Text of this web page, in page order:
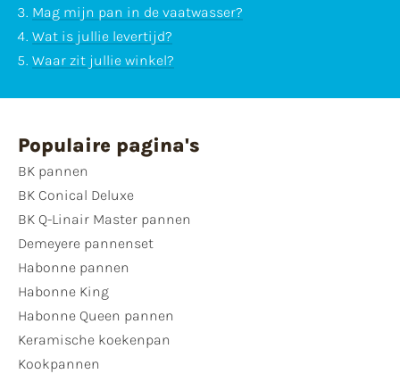
Mag mijn pan in de vaatwasser?
Wat is jullie levertijd?
Waar zit jullie winkel?
Populaire pagina's
BK pannen
BK Conical Deluxe
BK Q-Linair Master pannen
Demeyere pannenset
Habonne pannen
Habonne King
Habonne Queen pannen
Keramische koekenpan
Kookpannen